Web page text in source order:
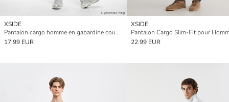
XSIDE
Pantalon cargo homme en gabardine coupe régulière
17.99 EUR
XSIDE
Pantalon Cargo Slim-Fit pour
22.99 EUR